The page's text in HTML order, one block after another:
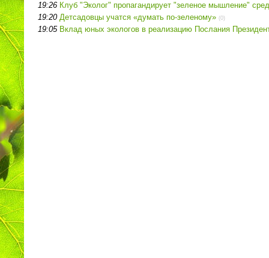
19:26 Клуб "Эколог" пропагандирует "зеленое мышление"
19:20 Детсадовцы учатся «думать по-зеленому» (0)
19:05 Вклад юных экологов в реализацию Послания